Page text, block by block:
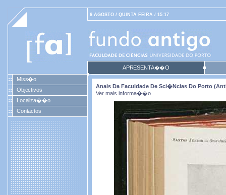
6 AGOSTO / QUINTA FEIRA / 15:17
APRESENTA��O
Miss�o
Objectivos
Localiza��o
Contactos
Anais Da Faculdade De Sci�ncias Do Porto
Ver mais informa��o